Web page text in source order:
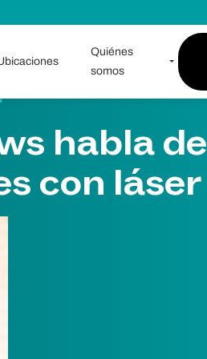
Quiénes
somos
habla de
con láser